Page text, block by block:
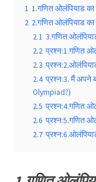
1 1.गणित ओलंपियाड
2 2.गणित ओलंपियाड
2.1 3.गणित
2.2 प्रश्न:1.गणित
2.3
2.4 प्रश्न:3. मैं अपने
Olympiad?)
2.5 प्रश्न:4.गणित
2.6 प्रश्न:5.गणित
2.7